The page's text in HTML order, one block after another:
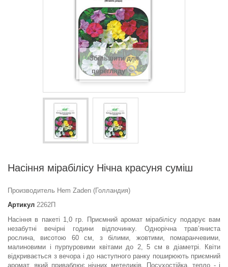
Збільшити для
перегляду
Насіння мірабілісу Нічна красуня суміш
Производитель Hem Zaden (Голландия)
Артикул 2262П
Насіння в пакеті 1,0 гр.
Приємний аромат мірабілісу подарує вам
незабутні вечірні години відпочинку. Однорічна трав’яниста
рослина, висотою 60 см, з білими, жовтими, помаранчевими,
малиновими і пурпуровими квітами до 2, 5 см в діаметрі. Квіти
відкривається з вечора і до наступного ранку поширюють приємний
аромат, який приваблює нічних метеликів. Посухостійка, тепло - і